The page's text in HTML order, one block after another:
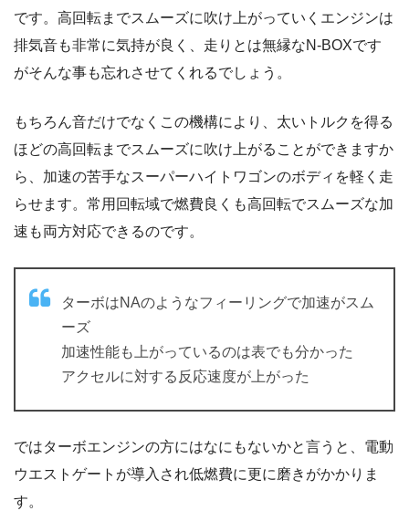
です。高回転までスムーズに吹け上がっていくエンジンは
排気音も非常に気持が良く、走りとは無縁なN-BOXです
がそんな事も忘れさせてくれるでしょう。
もちろん音だけでなくこの機構により、太いトルクを得る
ほどの高回転までスムーズに吹け上がることができますか
ら、加速の苦手なスーパーハイトワゴンのボディを軽く走
らせます。常用回転域で燃費良くも高回転でスムーズな加
速も両方対応できるのです。
ターボはNAのようなフィーリングで加速がスム
ーズ
加速性能も上がっているのは表でも分かった
アクセルに対する反応速度が上がった
ではターボエンジンの方にはなにもないかと言うと、電動
ウエストゲートが導入され低燃費に更に磨きがかかりま
す。